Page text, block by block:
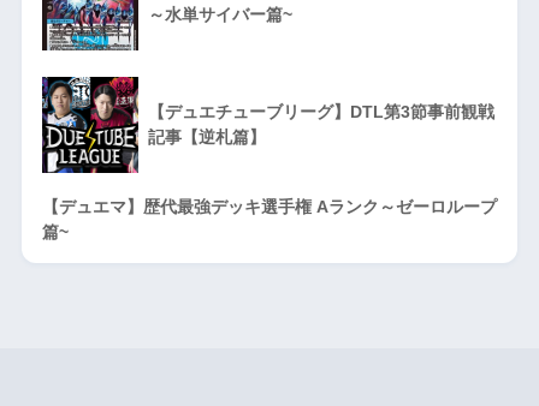
～水単サイバー篇~
【デュエチューブリーグ】DTL第3節事前観戦
記事【逆札篇】
【デュエマ】歴代最強デッキ選手権 Aランク～ゼーロループ
篇~